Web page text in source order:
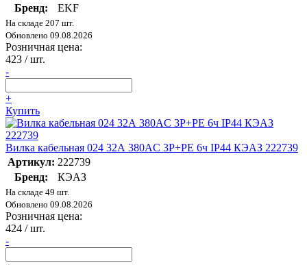
Бренд:
EKF
На складе 207 шт.
Обновлено 09.08.2026
Розничная цена:
423 / шт.
-
+
Купить
Вилка кабельная 024 32А 380AC 3P+PE 6ч IP44 КЭАЗ 222739
Артикул: 222739
Бренд:
КЭАЗ
На складе 49 шт.
Обновлено 09.08.2026
Розничная цена:
424 / шт.
-